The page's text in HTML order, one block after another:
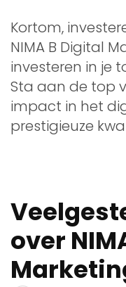
Kortom,
NIMA B Digital
investeren in je
Sta aan de top
impact in het
prestigieuze
over